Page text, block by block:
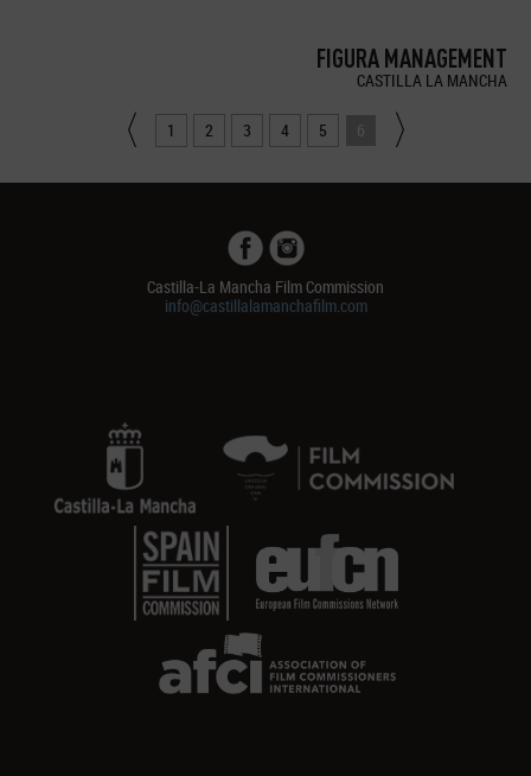
FIGURA MANAGEMENT
CASTILLA LA MANCHA
1 2 3 4 5 6
Castilla-La Mancha Film Commission
info@castillalamanchafilm.com